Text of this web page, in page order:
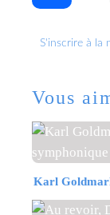
S'inscrire à la
Vous
Karl